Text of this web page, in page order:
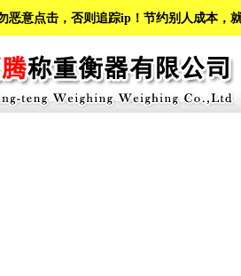
恶意点击，否则追踪ip！节约别人成本，